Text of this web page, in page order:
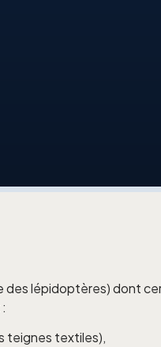
des lépidoptères) dont
teignes textiles),